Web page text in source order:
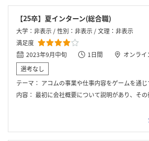
【25卒】夏インターン(総合職)
大学：非表示 / 性別：非表示 / 文理：非表示
満足度
2023年9月中旬
1日間
オンライ
選考なし
テーマ： アコムの事業や仕事内容をゲームを通じ
内容： 最初に会社概要について説明があり、その後ゲー